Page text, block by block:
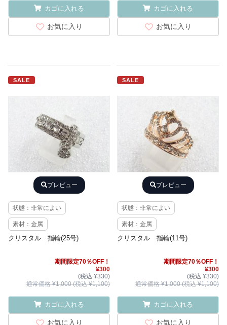
カゴに入れる
お気に入り
カゴに入れる
お気に入り
SALE
プレビュー
状態：非常によい
素材：金属
クリスタル 指輪(25号)
期間限定70％OFF！
¥300
(税込 ¥330)
通常価格 ¥1,000 (税込 ¥1,100)
カゴに入れる
お気に入り
SALE
プレビュー
状態：非常によい
素材：金属
クリスタル 指輪(11号)
期間限定70％OFF！
¥300
(税込 ¥330)
通常価格 ¥1,000 (税込 ¥1,100)
カゴに入れる
お気に入り